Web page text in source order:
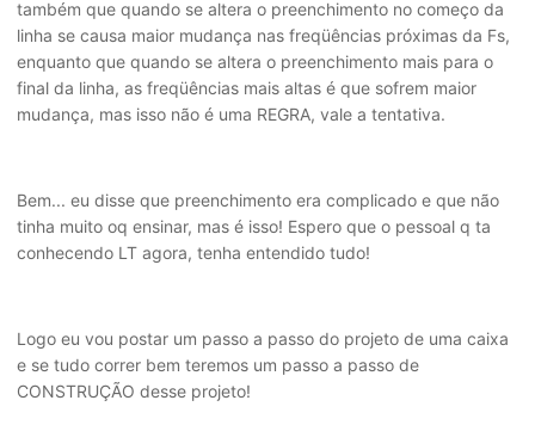
também que quando se altera o preenchimento no começo da
linha se causa maior mudança nas freqüências próximas da Fs,
enquanto que quando se altera o preenchimento mais para o
final da linha, as freqüências mais altas é que sofrem maior
mudança, mas isso não é uma REGRA, vale a tentativa.
Bem... eu disse que preenchimento era complicado e que não
tinha muito oq ensinar, mas é isso! Espero que o pessoal q ta
conhecendo LT agora, tenha entendido tudo!
Logo eu vou postar um passo a passo do projeto de uma caixa
e se tudo correr bem teremos um passo a passo de
CONSTRUÇÃO desse projeto!